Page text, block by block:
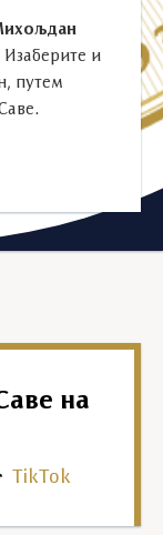
и
путем
на
TikTok